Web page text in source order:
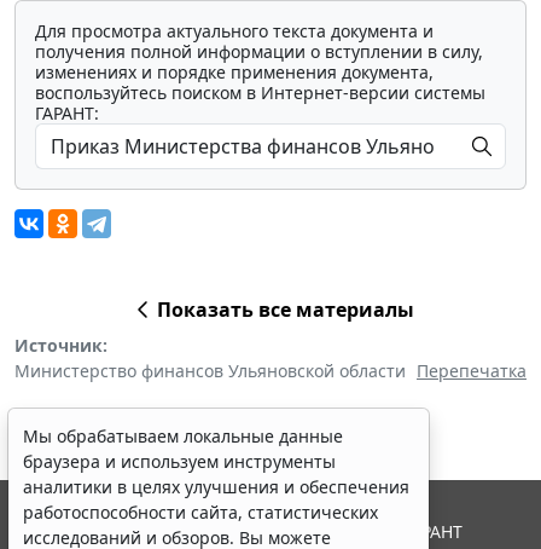
Для просмотра актуального текста документа и
получения полной информации о вступлении в силу,
изменениях и порядке применения документа,
воспользуйтесь поиском в Интернет-версии системы
ГАРАНТ:
Показать все материалы
Источник:
Министерство финансов Ульяновской области Перепечатка
Мы обрабатываем локальные данные
браузера и используем инструменты
аналитики в целях улучшения и обеспечения
работоспособности сайта, статистических
исследований и обзоров. Вы можете
© ООО "НПП "ГАРАНТ-СЕРВИС", 2026. Система ГАРАНТ